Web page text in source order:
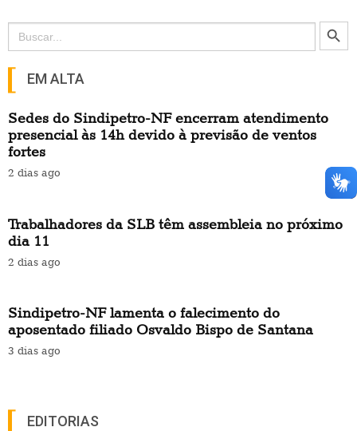
Search
for:
Search Button
EM ALTA
Sedes do Sindipetro-NF encerram atendimento
presencial às 14h devido à previsão de ventos
fortes
2 dias ago
Trabalhadores da SLB têm assembleia no próximo
dia 11
2 dias ago
Sindipetro-NF lamenta o falecimento do
aposentado filiado Osvaldo Bispo de Santana
3 dias ago
EDITORIAS